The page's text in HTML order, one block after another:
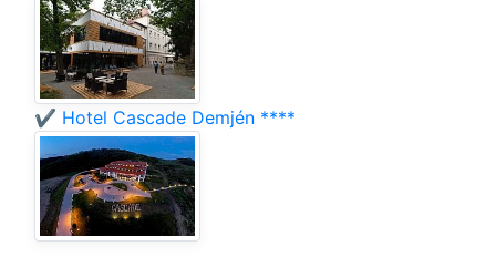
✔️ Hotel Cascade Demjén ****